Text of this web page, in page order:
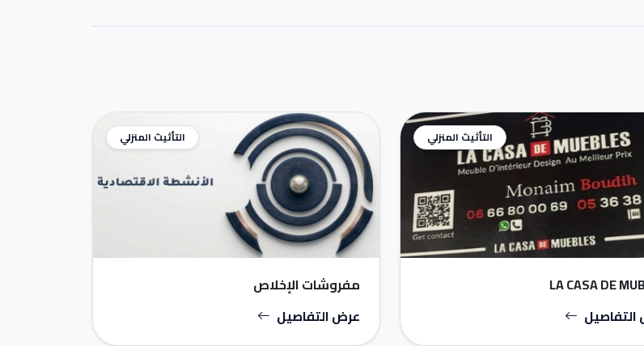
التأثيث المنزلي
LA CASA DE
التأثيث المنزلي
مفروشات الإخلاص
عرض التفاصيل